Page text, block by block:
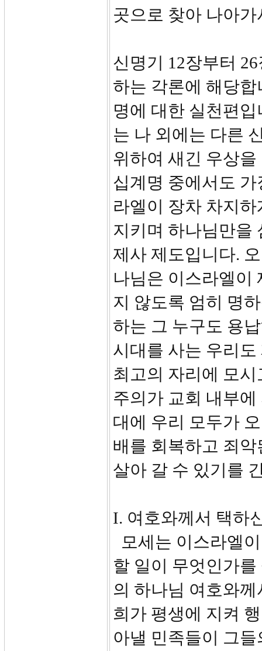
곳으로 찾아 나아가
신명기 12장부터
하는 각론에 해당
명에 대한 실천편
는 나 외에는 다른
위하여 새긴 우상
십계명 중에서도
라엘이 장차 차지
지키며 하나님만을
제사 제도입니다.
나님은 이스라엘이
지 않도록 엄히 명
하는 그 누구도 용
시대를 사는 우리
최고의 자리에 모
주의가 교회 내부
대에 우리 모두가
배를 회복하고 죄
살아 갈 수 있기를
I. 여호와께서 택하
모세는 이스라엘
할 일이 무엇인가
의 하나님 여호와
희가 평생에 지켜
아낼 민족들이 그